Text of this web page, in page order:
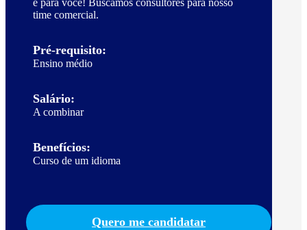
é para você! Buscamos consultores para nosso
time comercial.
Pré-requisito:
Ensino médio
Salário:
A combinar
Benefícios:
Curso de um idioma
Quero me candidatar